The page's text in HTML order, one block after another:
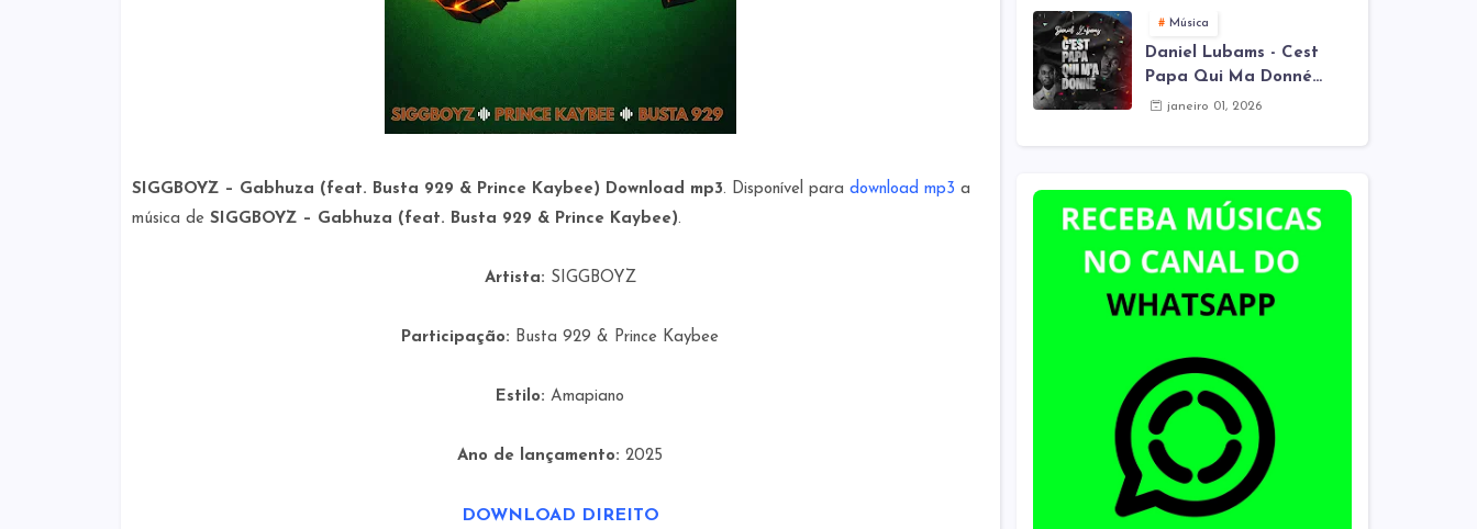
SIGGBOYZ – Gabhuza (feat. Busta 929 & Prince Kaybee) Download mp3. Disponível para download mp3 a
música de SIGGBOYZ – Gabhuza (feat. Busta 929 & Prince Kaybee).
Artista: SIGGBOYZ
Participação: Busta 929 & Prince Kaybee
Estilo: Amapiano
Ano de lançamento: 2025
DOWNLOAD DIREITO
Música
Daniel Lubams - Cest
Papa Qui Ma Donné
(Mes Remix) Download
janeiro 01, 2026